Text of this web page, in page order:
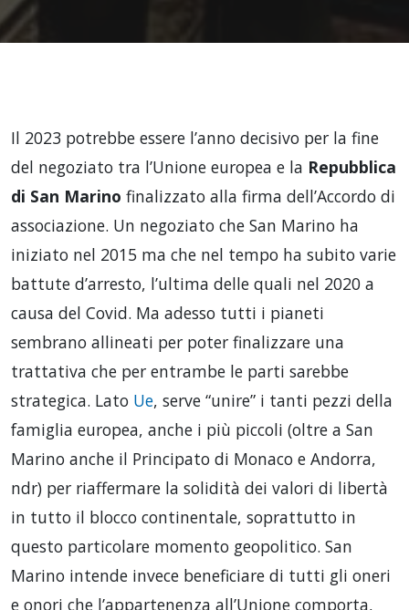
Il 2023 potrebbe essere l’anno decisivo per la fine
del negoziato tra l’Unione europea e la Repubblica
di San Marino finalizzato alla firma dell’Accordo di
associazione. Un negoziato che San Marino ha
iniziato nel 2015 ma che nel tempo ha subito varie
battute d’arresto, l’ultima delle quali nel 2020 a
causa del Covid. Ma adesso tutti i pianeti
sembrano allineati per poter finalizzare una
trattativa che per entrambe le parti sarebbe
strategica. Lato Ue, serve “unire” i tanti pezzi della
famiglia europea, anche i più piccoli (oltre a San
Marino anche il Principato di Monaco e Andorra,
ndr) per riaffermare la solidità dei valori di libertà
in tutto il blocco continentale, soprattutto in
questo particolare momento geopolitico. San
Marino intende invece beneficiare di tutti gli oneri
e onori che l’appartenenza all’Unione comporta,